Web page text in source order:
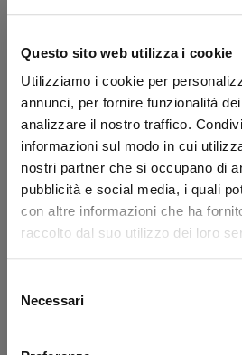
Questo sito web utilizza i cookie
Utilizziamo i cookie per
annunci, per fornire funzionalità
analizzare il nostro traffico.
informazioni sul modo in cui
nostri partner che si occupano di
pubblicità e social media, i quali
con altre informazioni che ha
raccolto dal suo utilizzo dei loro
delNecessari
Hai la partita IVA?
Diametro interno (mm) 8
Dicono
Ottimo